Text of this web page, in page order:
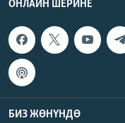
ОНЛАЙН ШЕРИНЕ
БИЗ ЖӨНҮНДӨ